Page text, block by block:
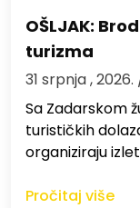
OŠLJAK:
turizma
31 srpnja , 2026.
Sa Zadarskom
turističkih
organiziraju
Pročitaj više